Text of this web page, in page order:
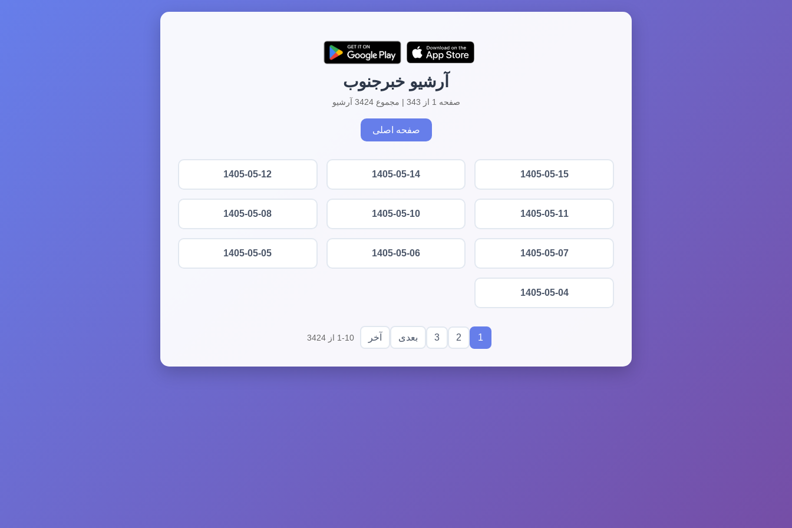
آرشیو خبرجنوب
صفحه 1 از 343 | مجموع 3424 آرشیو
صفحه اصلی
1405-05-15
1405-05-14
1405-05-12
1405-05-11
1405-05-10
1405-05-08
1405-05-07
1405-05-06
1405-05-05
1405-05-04
1
2
3 بعدی آخر 1-10 از 3424